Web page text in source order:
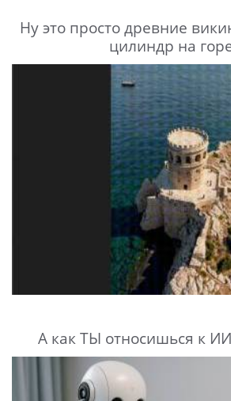
Ну это просто древние
цилиндр на
А как ТЫ относишься к